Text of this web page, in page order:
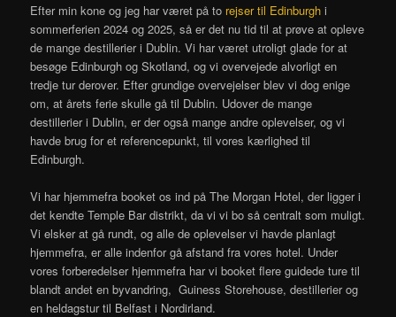
Efter min kone og jeg har været på to rejser til Edinburgh i
sommerferien 2024 og 2025, så er det nu tid til at prøve at opleve
de mange destillerier i Dublin. Vi har været utroligt glade for at
besøge Edinburgh og Skotland, og vi overvejede alvorligt en
tredje tur derover. Efter grundige overvejelser blev vi dog enige
om, at årets ferie skulle gå til Dublin. Udover de mange
destillerier i Dublin, er der også mange andre oplevelser, og vi
havde brug for et referencepunkt, til vores kærlighed til
Edinburgh.
Vi har hjemmefra booket os ind på The Morgan Hotel, der ligger i
det kendte Temple Bar distrikt, da vi vi bo så centralt som muligt.
Vi elsker at gå rundt, og alle de oplevelser vi havde planlagt
hjemmefra, er alle indenfor gå afstand fra vores hotel. Under
vores forberedelser hjemmefra har vi booket flere guidede ture til
blandt andet en byvandring, Guiness Storehouse, destillerier og
en heldagstur til Belfast i Nordirland.